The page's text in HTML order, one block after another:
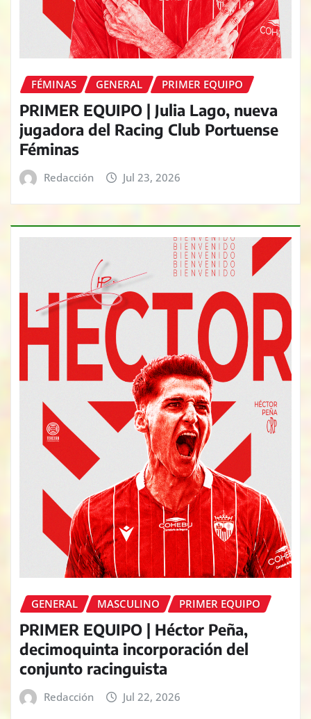
FÉMINAS GENERAL PRIMER EQUIPO
PRIMER EQUIPO | Julia Lago, nueva
jugadora del Racing Club Portuense
Féminas
Redacción Jul 23, 2026
GENERAL MASCULINO PRIMER EQUIPO
PRIMER EQUIPO | Héctor Peña,
decimoquinta incorporación del
conjunto racinguista
Redacción Jul 22, 2026